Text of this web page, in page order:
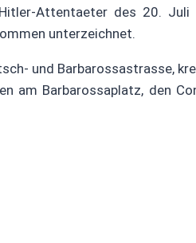
Attentaeter des 20.
unterzeichnet.
und Barbarossastrasse,
am Barbarossaplatz, den